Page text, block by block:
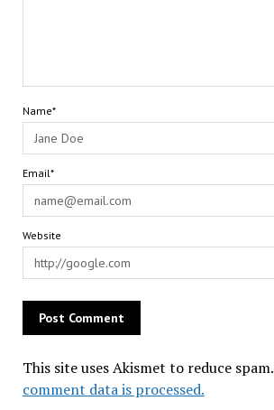
Name*
Email*
Website
This site uses Akismet to reduce spam.
comment data is processed.